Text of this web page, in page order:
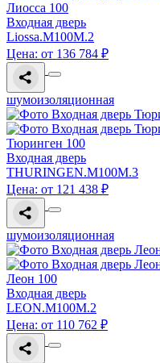
Лиосса 100
Входная дверь
Liossa.M100M.2
Цена: от 136 784 ₽
шумоизоляционная
Тюринген 100
Входная дверь
THURINGEN.M100M.3
Цена: от 121 438 ₽
шумоизоляционная
Леон 100
Входная дверь
LEON.M100M.2
Цена: от 110 762 ₽